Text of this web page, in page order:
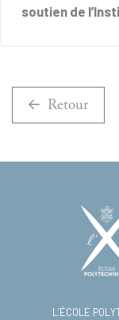
soutien de
Retour
L’ÉCOLE